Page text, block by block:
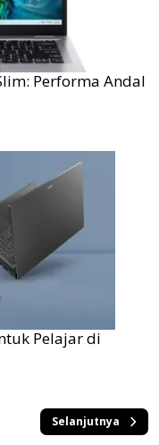
Performa Andal
Pelajar di
Selanjutnya